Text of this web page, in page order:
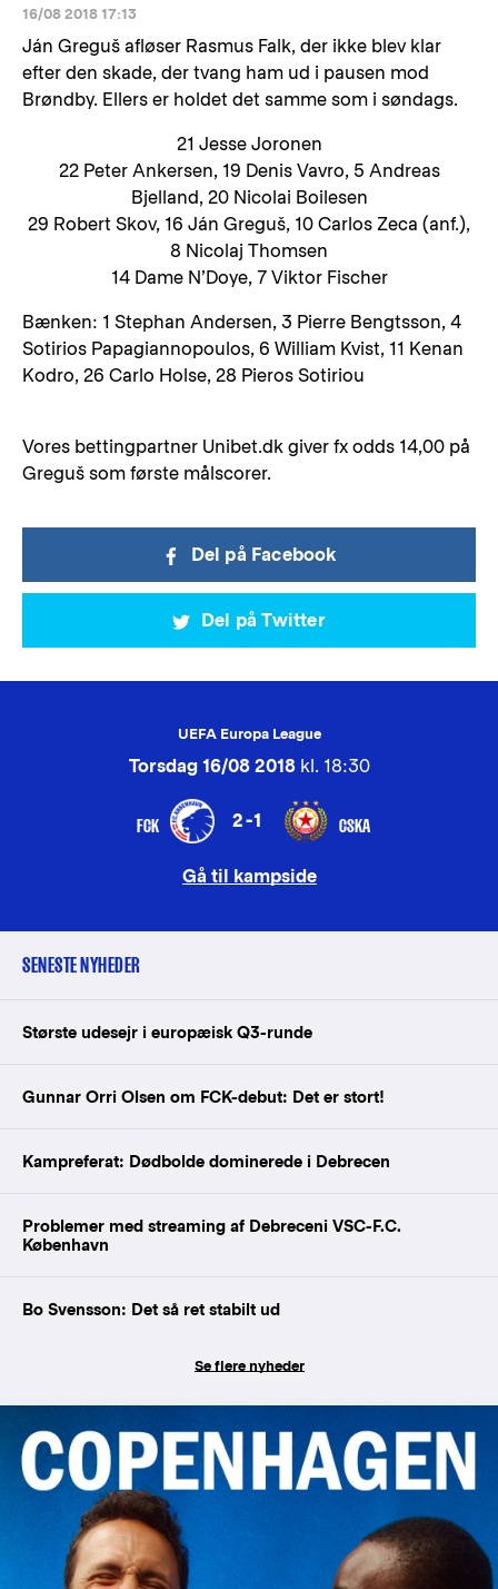
16/08 2018 17:13
Ján Greguš afløser Rasmus Falk, der ikke blev klar
efter den skade, der tvang ham ud i pausen mod
Brøndby. Ellers er holdet det samme som i søndags.
21 Jesse Joronen
22 Peter Ankersen, 19 Denis Vavro, 5 Andreas
Bjelland, 20 Nicolai Boilesen
29 Robert Skov, 16 Ján Greguš, 10 Carlos Zeca (anf.),
8 Nicolaj Thomsen
14 Dame N’Doye, 7 Viktor Fischer
Bænken: 1 Stephan Andersen, 3 Pierre Bengtsson, 4
Sotirios Papagiannopoulos, 6 William Kvist, 11 Kenan
Kodro, 26 Carlo Holse, 28 Pieros Sotiriou
Vores bettingpartner Unibet.dk giver fx odds 14,00 på
Greguš som første målscorer.
Del på Facebook
Del på Twitter
UEFA Europa League
Torsdag 16/08 2018kl. 18:30
FCK 2-1 CSKA
Gå til kampside
SENESTE NYHEDER
Største udesejr i europæisk Q3-runde
Gunnar Orri Olsen om FCK-debut: Det er stort!
Kampreferat: Dødbolde dominerede i Debrecen
Problemer med streaming af Debreceni VSC-F.C.
København
Bo Svensson: Det så ret stabilt ud
Se flere nyheder